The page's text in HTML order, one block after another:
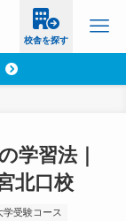
校舎を探す
学習法｜
北口校
学受験コース